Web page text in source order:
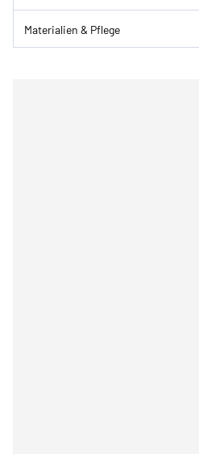
Materialien & Pflege